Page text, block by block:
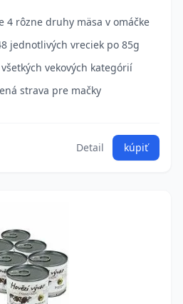
4 rôzne druhy mäsa v omáčke
jednotlivých vreciek po 85g
vekových kategórií
strava pre mačky
Detail kúpiť